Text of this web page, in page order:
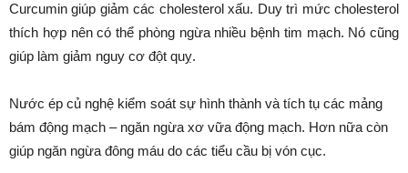
Curcumin giúp giảm các cholesterol xấu. Duy trì mức cholesterol
thích hợp nên có thể phòng ngừa nhiều bệnh tim mạch. Nó cũng
giúp làm giảm nguy cơ đột quỵ.
Nước ép củ nghệ kiểm soát sự hình thành và tích tụ các mảng
bám động mạch – ngăn ngừa xơ vữa động mạch. Hơn nữa còn
giúp ngăn ngừa đông máu do các tiểu cầu bị vón cục.